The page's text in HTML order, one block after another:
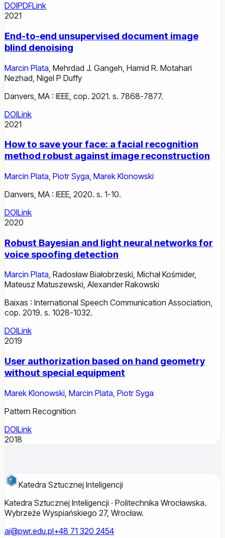
DOIPDFLink
2021
End-to-end unsupervised document image
blind denoising
Marcin Plata Mehrdad J. Gangeh Hamid R. Motahari
Nezhad Nigel P Duffy
Danvers, MA : IEEE, cop. 2021. s. 7868-7877.
DOILink
2021
How to save your face: a facial recognition
method robust against image reconstruction
Marcin Plata Piotr Syga Marek Klonowski
Danvers, MA : IEEE, 2020. s. 1-10.
DOILink
2020
Robust Bayesian and light neural networks for
voice spoofing detection
Marcin Plata, Radosław Białobrzeski, Michał Kośmider,
Mateusz Matuszewski, Alexander Rakowski
Baixas : International Speech Communication Association,
cop. 2019. s. 1028-1032.
DOILink
2019
User authorization based on hand geometry
without special equipment
Marek Klonowski Marcin Plata Piotr Syga
Pattern Recognition
DOILink
2018
Katedra Sztucznej Inteligencji
Katedra Sztucznej Inteligencji · Politechnika Wrocławska.
Wybrzeże Wyspiańskiego 27, Wrocław.
ai@pwr.edu.pl+48 71 320 2454